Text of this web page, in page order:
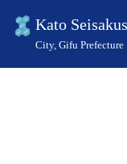
Kato
City, Gifu Prefecture
HOME